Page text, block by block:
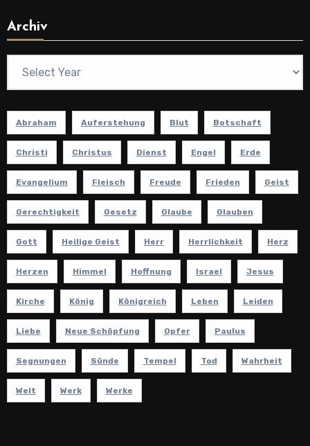
Archiv
Abraham Auferstehung Blut Botschaft
Christi Christus Dienst Engel Erde
Evangelium Fleisch Freude Frieden Geist
Gerechtigkeit Gesetz Glaube Glauben
Gott Heilige Geist Herr Herrlichkeit Herz
Herzen Himmel Hoffnung Israel Jesus
Kirche König Königreich Leben Leiden
Liebe Neue Schöpfung Opfer Paulus
Segnungen Sünde Tempel Tod Wahrheit
Welt Werk Werke